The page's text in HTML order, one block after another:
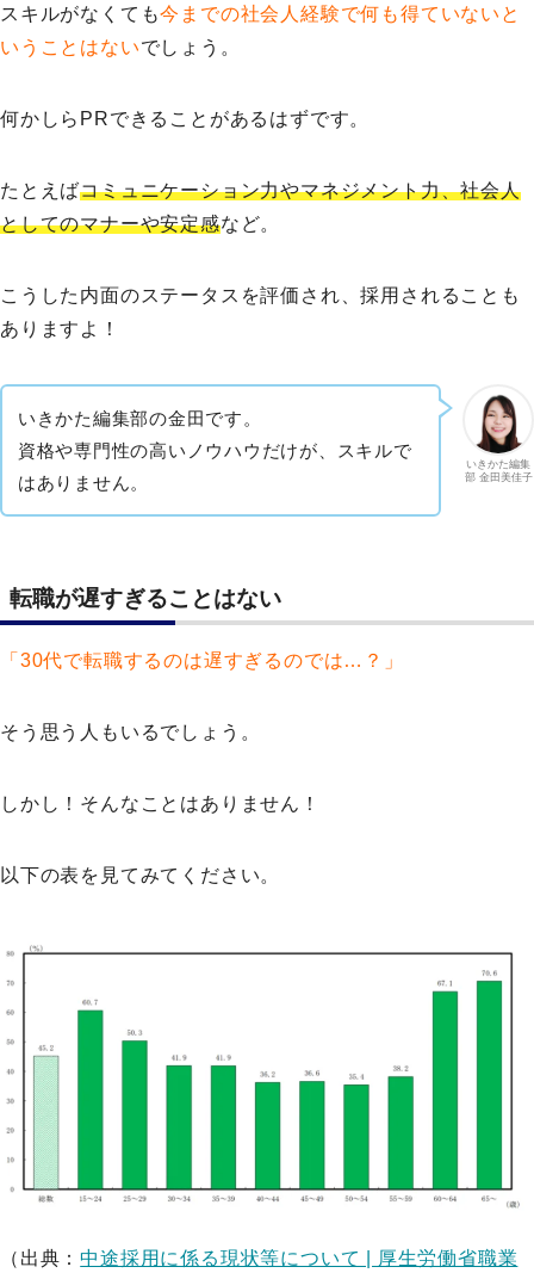
スキルがなくても今までの社会人経験で何も得ていないと
いうことはないでしょう。
何かしらPRできることがあるはずです。
たとえばコミュニケーション力やマネジメント力、社会人
としてのマナーや安定感など。
こうした内面のステータスを評価され、採用されることも
ありますよ！
いきかた編集
部 金田美佳子
いきかた編集部の金田です。
資格や専門性の高いノウハウだけが、スキルで
はありません。
転職が遅すぎることはない
「30代で転職するのは遅すぎるのでは…？」
そう思う人もいるでしょう。
しかし！そんなことはありません！
以下の表を見てみてください。
（出典：中途採用に係る現状等について | 厚生労働省職業